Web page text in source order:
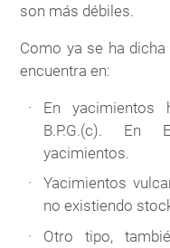
son más débiles.
Como ya se ha
encuentra en:
En yacimientos
B.P.G.(c). En
yacimientos.
Yacimientos
no existiendo
Otro tipo,